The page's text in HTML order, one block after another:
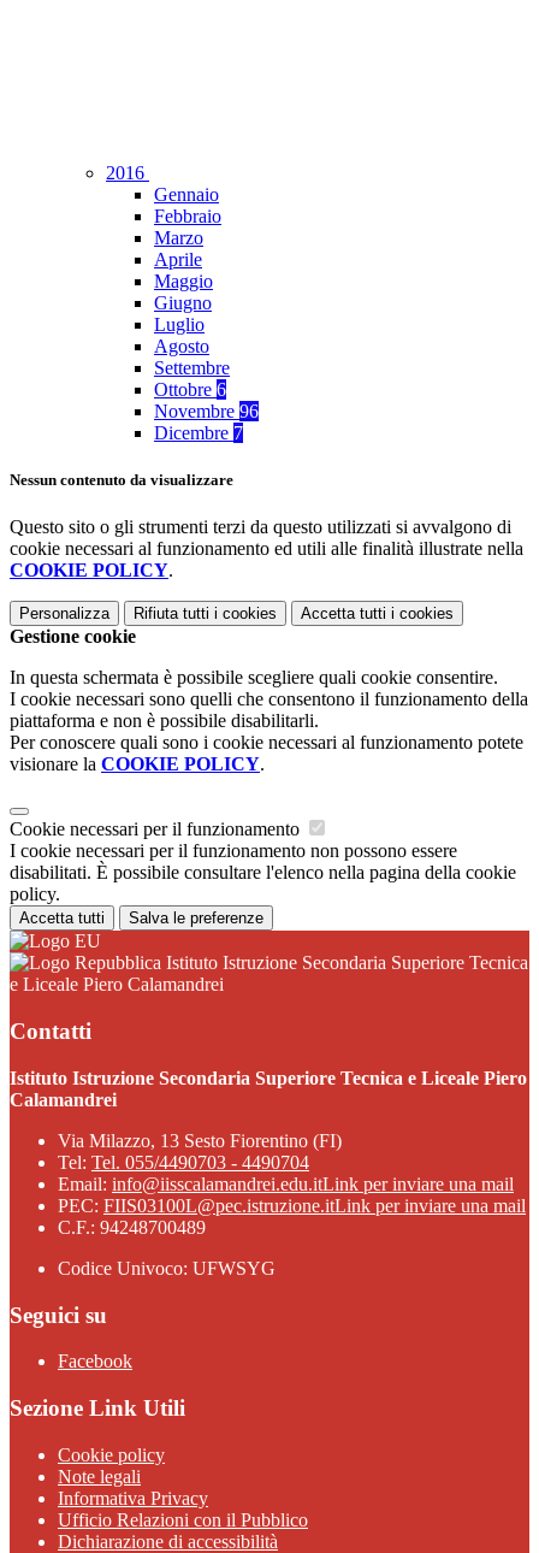
2016
Gennaio
Febbraio
Marzo
Aprile
Maggio
Giugno
Luglio
Agosto
Settembre
Ottobre 6
Novembre 96
Dicembre 7
Nessun contenuto da visualizzare
Questo sito o gli strumenti terzi da questo utilizzati si avvalgono di
cookie necessari al funzionamento ed utili alle finalità illustrate nella
COOKIE POLICY.
Personalizza Rifiuta tutti i cookies Accetta tutti i cookies
Gestione cookie
In questa schermata è possibile scegliere quali cookie consentire.
I cookie necessari sono quelli che consentono il funzionamento della
piattaforma e non è possibile disabilitarli.
Per conoscere quali sono i cookie necessari al funzionamento potete
visionare la COOKIE POLICY.
Cookie necessari per il funzionamento
I cookie necessari per il funzionamento non possono essere
disabilitati. È possibile consultare l'elenco nella pagina della cookie
policy.
Accetta tutti Salva le preferenze
Istituto Istruzione Secondaria Superiore Tecnica
e Liceale Piero Calamandrei
Contatti
Istituto Istruzione Secondaria Superiore Tecnica e Liceale Piero
Calamandrei
Via Milazzo, 13 Sesto Fiorentino (FI)
Tel: Tel. 055/4490703 - 4490704
Email: info@iisscalamandrei.edu.itLink per inviare una mail
PEC: FIIS03100L@pec.istruzione.itLink per inviare una mail
C.F.: 94248700489
Codice Univoco: UFWSYG
Seguici su
Facebook
Sezione Link Utili
Cookie policy
Note legali
Informativa Privacy
Ufficio Relazioni con il Pubblico
Dichiarazione di accessibilità